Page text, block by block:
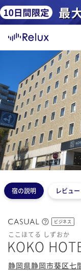
宿の説明 レビュー
ビジネス
ここほてる しずおか
KOKO
静岡県静岡市葵区七